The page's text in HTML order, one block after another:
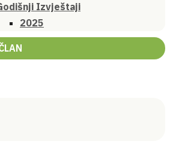
Izvještaji
2025